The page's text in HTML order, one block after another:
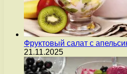
Фруктовый салат с
21.11.2025